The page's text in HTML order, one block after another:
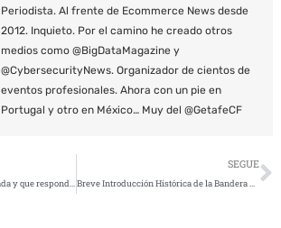
Periodista. Al frente de Ecommerce News desde
2012. Inquieto. Por el camino he creado otros
medios como @BigDataMagazine y
@CybersecurityNews. Organizador de cientos de
eventos profesionales. Ahora con un pie en
Portugal y otro en México… Muy del @GetafeCF
Protección de datos reforzada y que responda a los nuevos desafíos de ciberseguridad derivados de la pandemia
SEGUE
Breve Introducción Histórica de la Bandera de España